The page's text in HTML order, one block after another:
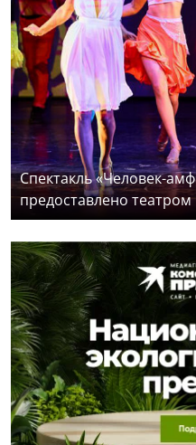
Спектакль «Человек-
предоставлено театром